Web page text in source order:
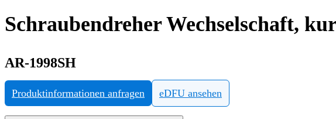
Schraubendreher Wechselschaft,
AR-1998SH
Produktinformationen anfragen eDFU ansehen